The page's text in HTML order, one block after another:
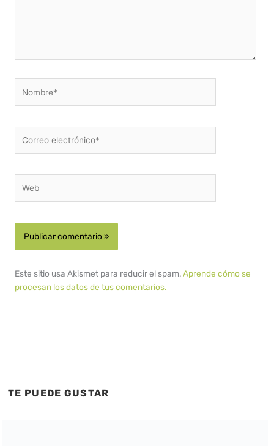
electrónico*
Este sitio usa Akismet para reducir el spam.Aprende cómo se
procesan los datos de tus comentarios.
TE PUEDE GUSTAR